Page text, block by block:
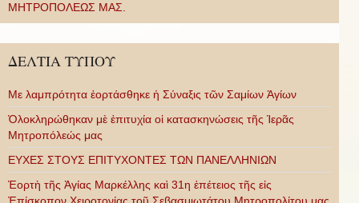
ΜΗΤΡΟΠΟΛΕΩΣ ΜΑΣ.
ΔΕΛΤΙΑ ΤΥΠΟΥ
Με λαμπρότητα ἑορτάσθηκε ἡ Σύναξις τῶν Σαμίων Ἁγίων
Ὁλοκληρώθηκαν μὲ ἐπιτυχία οἱ κατασκηνώσεις τῆς Ἱερᾶς
Μητροπόλεώς μας
ΕΥΧΕΣ ΣΤΟΥΣ ΕΠΙΤΥΧΟΝΤΕΣ ΤΩΝ ΠΑΝΕΛΛΗΝΙΩΝ
Ἑορτὴ τῆς Ἁγίας Μαρκέλλης καὶ 31η ἐπέτειος τῆς εἰς